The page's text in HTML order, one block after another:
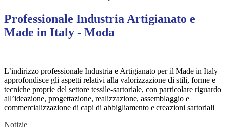
Professionale Industria Artigianato e
Made in Italy - Moda
L’indirizzo professionale Industria e Artigianato per il Made in Italy
approfondisce gli aspetti relativi alla valorizzazione di stili, forme e
tecniche proprie del settore tessile-sartoriale, con particolare riguardo
all’ideazione, progettazione, realizzazione, assemblaggio e
commercializzazione di capi di abbigliamento e creazioni sartoriali
Notizie